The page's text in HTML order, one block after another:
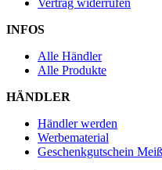
INFOS
Alle Händler
Alle Produkte
HÄNDLER
Händler werden
Werbematerial
Geschenkgutschein